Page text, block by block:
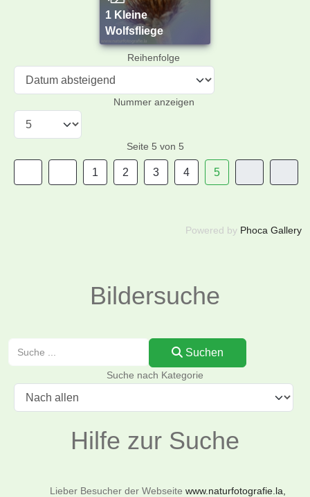
1 Kleine
Wolfsfliege
Reihenfolge
Nummer anzeigen
Seite 5 von 5
1 2 3 4 5
Powered by Phoca Gallery
Bildersuche
Suchen
Suchen
Suche nach Kategorie
Hilfe zur Suche
Lieber Besucher der Webseite www.naturfotografie.la,